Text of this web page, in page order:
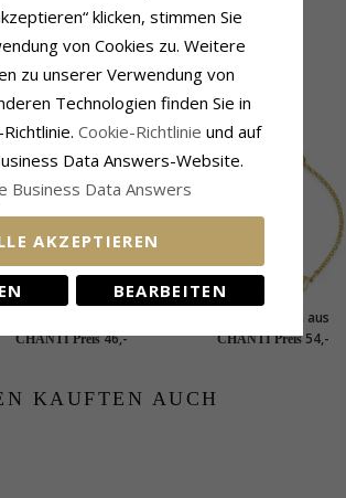
PRODUKTE
Sterlingsilber
CHANTI Preis 46,-
Herz Fußkette aus
vergoldetem Sterlingsilber
CHANTI Preis 54,-
KAUFTEN AUCH
klicken, stimmen Sie
von Cookies zu. Weitere
zu unserer Verwendung von
Technologien finden Sie in
Cookie-Richtlinie und auf
Data Answers-Website.
Business Data Answers
AKZEPTIEREN
BEARBEITEN